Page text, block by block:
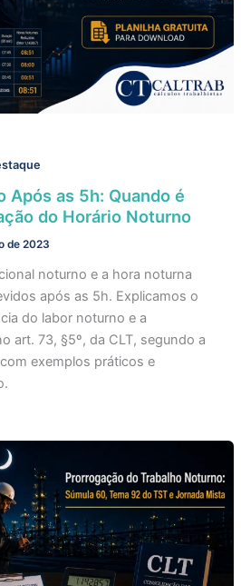
Após as 5h: Quando é
do Horário Noturno
de 2023
noturno e a hora noturna
após as 5h. Explicamos o
do labor noturno e a
art. 73, §5º, da CLT, segundo a
exemplos práticos e